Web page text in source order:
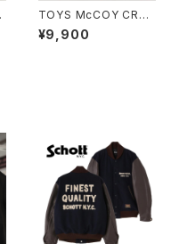
TOYS McCOY CRO
PPED RAGLAN TEE "
JOHNSON MOTORS
¥9,900